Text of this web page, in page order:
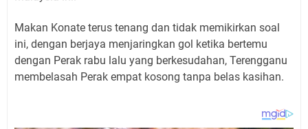
Makan Konate terus tenang dan tidak memikirkan soal
ini, dengan berjaya menjaringkan gol ketika bertemu
dengan Perak rabu lalu yang berkesudahan, Terengganu
membelasah Perak empat kosong tanpa belas kasihan.